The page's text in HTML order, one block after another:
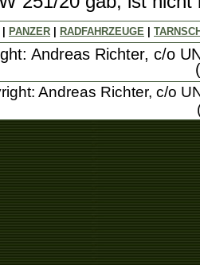
PANZER RADFAHRZEUGE
Andreas Richter, c/o
Andreas Richter, c/o